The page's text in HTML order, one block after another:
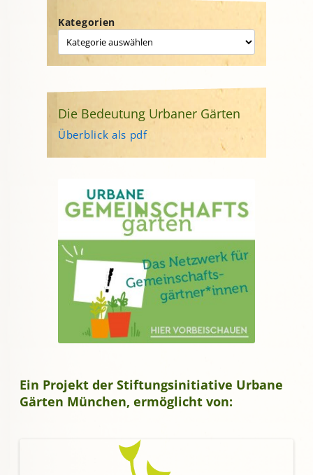
Kategorien
Die Bedeutung Urbaner Gärten
Überblick als pdf
Ein Projekt der Stiftungsinitiative Urbane
Gärten München, ermöglicht von: